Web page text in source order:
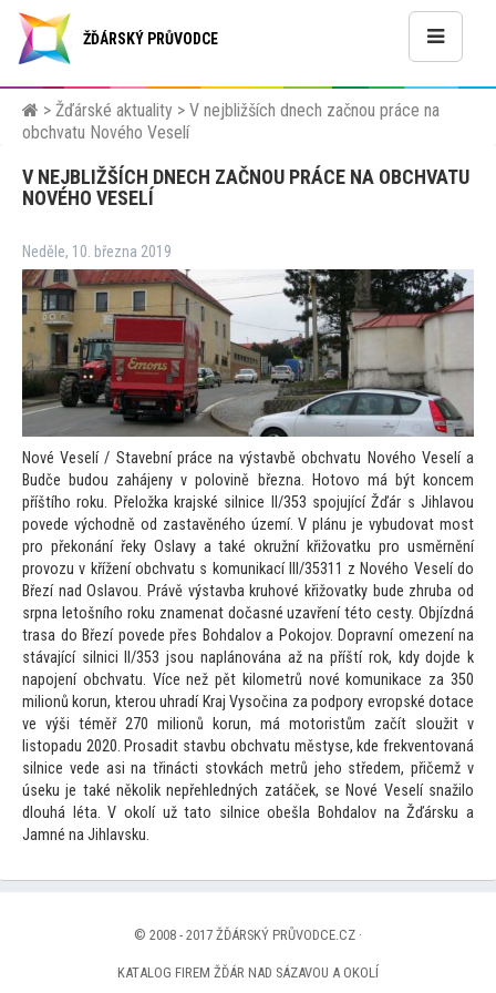
ŽĎÁRSKÝ PRŮVODCE
> Žďárské aktuality > V nejbližších dnech začnou práce na
obchvatu Nového Veselí
V NEJBLIŽŠÍCH DNECH ZAČNOU PRÁCE NA OBCHVATU
NOVÉHO VESELÍ
Neděle, 10. března 2019
Nové Veselí / Stavební práce na výstavbě obchvatu Nového Veselí a
Budče budou zahájeny v polovině března. Hotovo má být koncem
příštího roku. Přeložka krajské silnice II/353 spojující Žďár s Jihlavou
povede východně od zastavěného území. V plánu je vybudovat most
pro překonání řeky Oslavy a také okružní křižovatku pro usměrnění
provozu v křížení obchvatu s komunikací III/35311 z Nového Veselí do
Březí nad Oslavou. Právě výstavba kruhové křižovatky bude zhruba od
srpna letošního roku znamenat dočasné uzavření této cesty. Objízdná
trasa do Březí povede přes Bohdalov a Pokojov. Dopravní omezení na
stávající silnici II/353 jsou naplánována až na příští rok, kdy dojde k
napojení obchvatu. Více než pět kilometrů nové komunikace za 350
milionů korun, kterou uhradí Kraj Vysočina za podpory evropské dotace
ve výši téměř 270 milionů korun, má motoristům začít sloužit v
listopadu 2020. Prosadit stavbu obchvatu městyse, kde frekventovaná
silnice vede asi na třinácti stovkách metrů jeho středem, přičemž v
úseku je také několik nepřehledných zatáček, se Nové Veselí snažilo
dlouhá léta. V okolí už tato silnice obešla Bohdalov na Žďársku a
Jamné na Jihlavsku.
© 2008 - 2017 ŽĎÁRSKÝ PRŮVODCE.CZ ·
KATALOG FIREM ŽĎÁR NAD SÁZAVOU A OKOLÍ